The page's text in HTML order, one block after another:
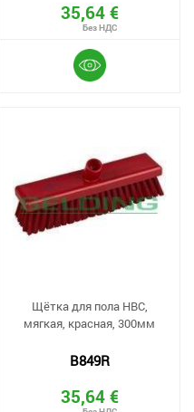
35,64 €
Щётка для пола HBC,
мягкая, красная, 300мм
B849R
35,64 €